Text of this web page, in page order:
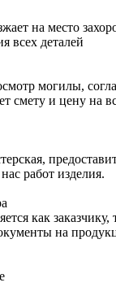
на место
всех деталей
могилы,
смету и цену на
работ изделия.
как заказчику,
на